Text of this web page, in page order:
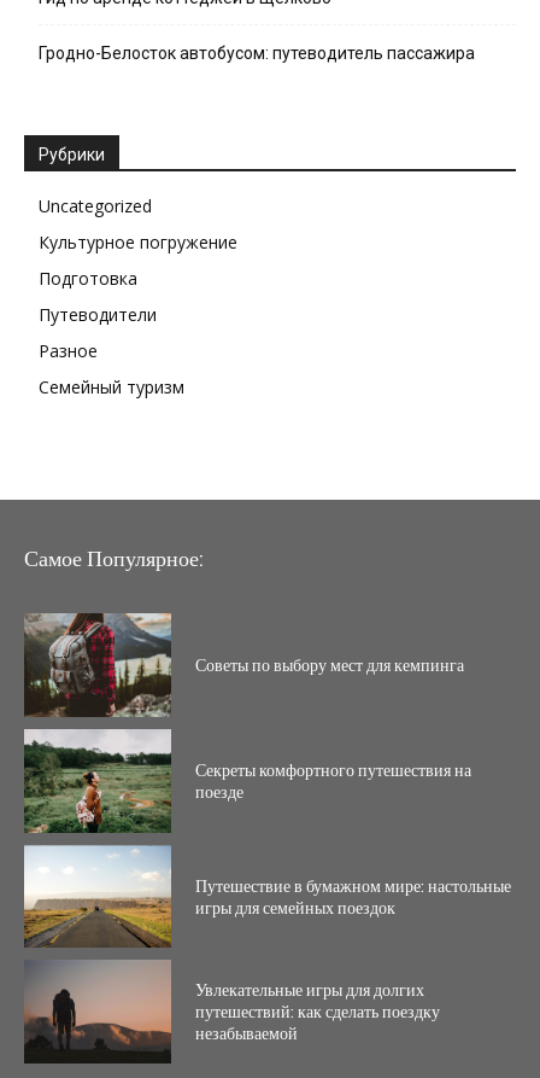
Гродно-Белосток автобусом: путеводитель пассажира
Рубрики
Uncategorized
Культурное погружение
Подготовка
Путеводители
Разное
Семейный туризм
Самое Популярное:
Советы по выбору мест для кемпинга
Секреты комфортного путешествия на
поезде
Путешествие в бумажном мире: настольные
игры для семейных поездок
Увлекательные игры для долгих
путешествий: как сделать поездку
незабываемой